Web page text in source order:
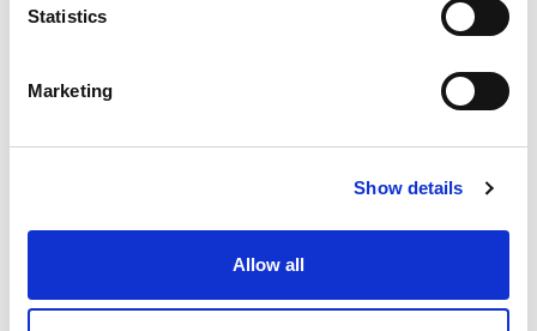
Statistics
Marketing
Show details
Allow all
Adulto: € 10.50
Ingresso e visita accompagnata della durata di 15/20
Soprana in esterno in lingua italiana e inglese.